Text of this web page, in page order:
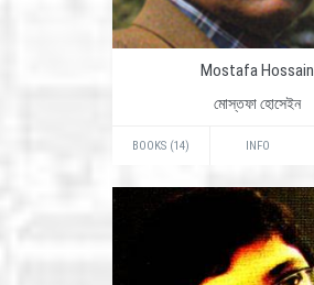
Mostafa Hossain
মোস্তফা হোসেইন
BOOKS (14) INFO